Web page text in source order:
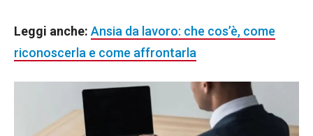
Leggi anche: Ansia da lavoro: che cos’è, come
riconoscerla e come affrontarla